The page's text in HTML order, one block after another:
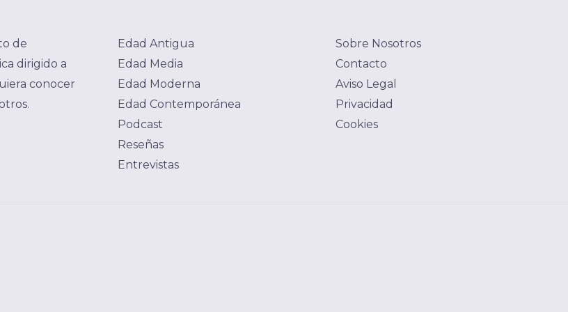
de
dirigido a
conocer
Edad Antigua
Edad Media
Edad Moderna
Edad Contemporánea
Podcast
Reseñas
Entrevistas
Sobre Nosotros
Contacto
Aviso Legal
Privacidad
Cookies